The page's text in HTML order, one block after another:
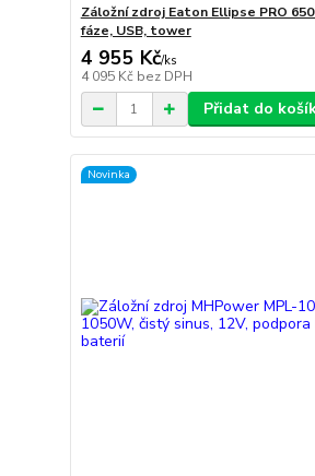
Záložní zdroj Eaton Ellipse PRO 650
fáze, USB, tower
4 955 Kč/ks
4 095 Kč bez DPH
Přidat do
Novinka